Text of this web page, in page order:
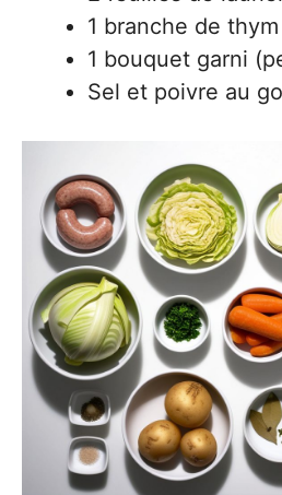
1 branche de thym
1 bouquet garni
Sel et poivre au